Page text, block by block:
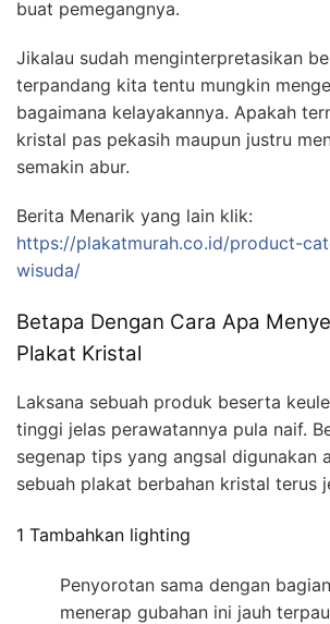
buat pemegangnya.
Jikalau sudah menginterpretasikan
terpandang kita tentu mungkin
bagaimana kelayakannya. Apakah
kristal pas pekasih maupun justru
semakin abur.
Berita Menarik yang lain klik:
https://plakatmurah.co.id/product-
wisuda/
Betapa Dengan Cara Apa
Plakat Kristal
Laksana sebuah produk beserta
tinggi jelas perawatannya pula naif.
segenap tips yang angsal digunakan
sebuah plakat berbahan kristal terus
1 Tambahkan lighting
Penyorotan sama dengan
menerap gubahan ini jauh